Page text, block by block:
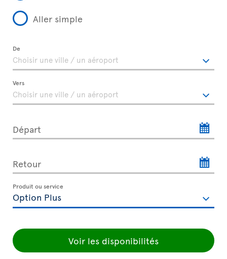
Aller simple
De
Vers
Départ
Retour
Produit ou service
Voir les disponibilités